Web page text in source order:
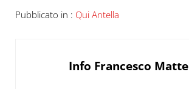
Pubblicato in : Qui Antella
Info Francesco